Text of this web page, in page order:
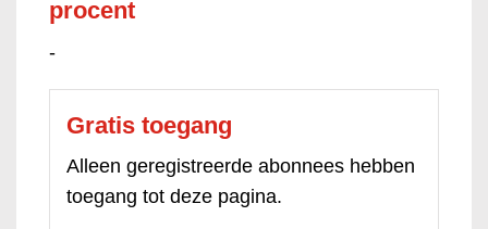
procent
-
Gratis toegang
Alleen geregistreerde abonnees hebben
toegang tot deze pagina.